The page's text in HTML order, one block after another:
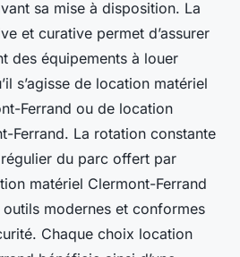
sa mise à disposition. La
et curative permet d’assurer
des équipements à louer
s’agisse de location matériel
Ferrand ou de location
Ferrand. La rotation constante
du parc offert par
matériel Clermont-Ferrand
outils modernes et conformes
Chaque choix location